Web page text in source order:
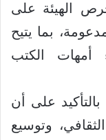
الهيئة على
بما يتيح
أمهات الكتب
على أن
وتوسيع